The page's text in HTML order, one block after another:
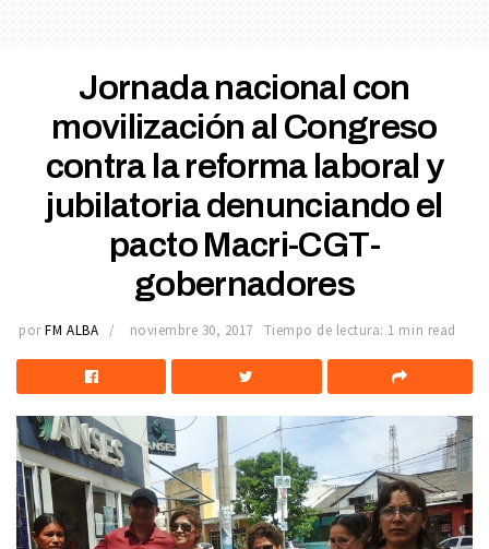
Jornada nacional con
movilización al Congreso
contra la reforma laboral y
jubilatoria denunciando el
pacto Macri-CGT-
gobernadores
por FM ALBA noviembre 30, 2017 Tiempo de lectura: 1 min read